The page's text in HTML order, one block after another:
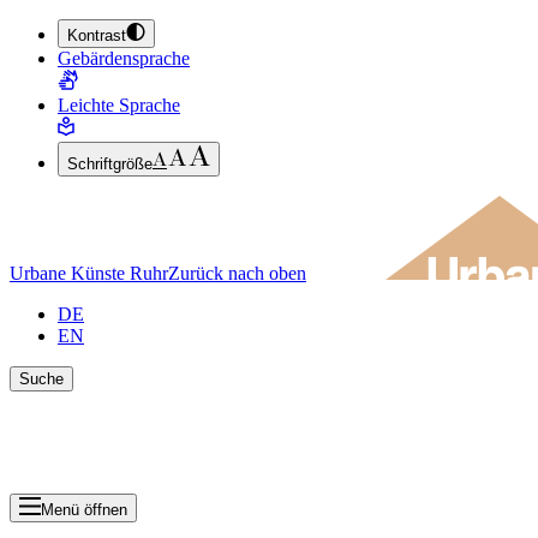
ZUM HAUPTINHALT SPRINGEN (ENTER DRÜCKEN)
ZUM FUSSBEREICH SPRINGEN (ENTER DRÜCKEN)
Kontrast
Gebärdensprache
Leichte Sprache
Schriftgröße
Urbane Künste RuhrZurück nach oben
DE
EN
Suche
Menü öffnen